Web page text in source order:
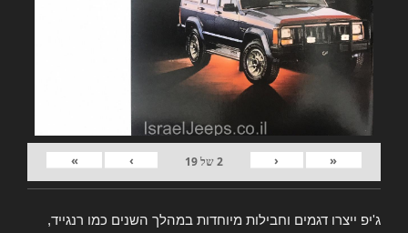
«
‹
2של19
›
»
ג'יפ ייצרו דגמים וחבילות מיוחדות במהלך השנים כמו רנגייד,